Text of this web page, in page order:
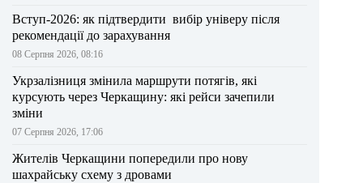
Вступ-2026: як підтвердити вибір універу після
рекомендації до зарахування
08 Серпня 2026, 08:16
Укрзалізниця змінила маршрути потягів, які
курсують через Черкащину: які рейси зачепили
зміни
07 Серпня 2026, 17:06
Жителів Черкащини попередили про нову
шахрайську схему з дровами